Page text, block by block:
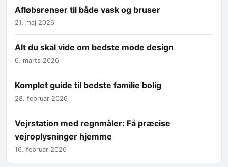
Afløbsrenser til både vask og bruser
21. maj 2026
Alt du skal vide om bedste mode design
6. marts 2026
Komplet guide til bedste familie bolig
28. februar 2026
Vejrstation med regnmåler: Få præcise
vejroplysninger hjemme
16. februar 2026